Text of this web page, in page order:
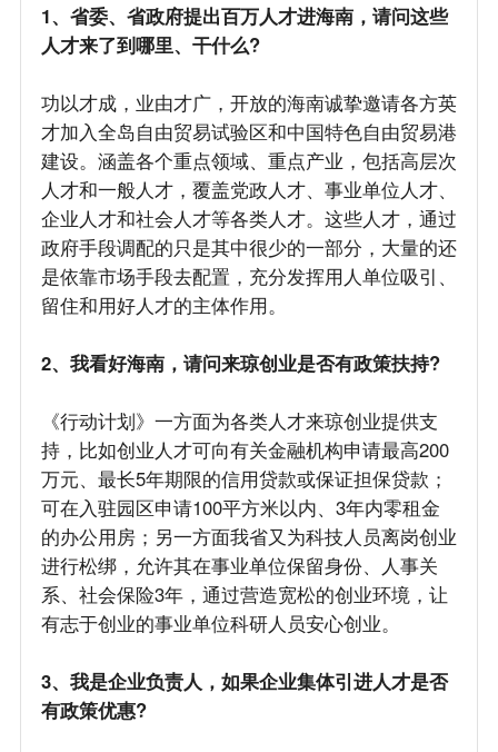
1、省委、省政府提出百万人才进海南，请问这些
人才来了到哪里、干什么?
功以才成，业由才广，开放的海南诚挚邀请各方英
才加入全岛自由贸易试验区和中国特色自由贸易港
建设。涵盖各个重点领域、重点产业，包括高层次
人才和一般人才，覆盖党政人才、事业单位人才、
企业人才和社会人才等各类人才。这些人才，通过
政府手段调配的只是其中很少的一部分，大量的还
是依靠市场手段去配置，充分发挥用人单位吸引、
留住和用好人才的主体作用。
2、我看好海南，请问来琼创业是否有政策扶持?
《行动计划》一方面为各类人才来琼创业提供支
持，比如创业人才可向有关金融机构申请最高200
万元、最长5年期限的信用贷款或保证担保贷款；
可在入驻园区申请100平方米以内、3年内零租金
的办公用房；另一方面我省又为科技人员离岗创业
进行松绑，允许其在事业单位保留身份、人事关
系、社会保险3年，通过营造宽松的创业环境，让
有志于创业的事业单位科研人员安心创业。
3、我是企业负责人，如果企业集体引进人才是否
有政策优惠?